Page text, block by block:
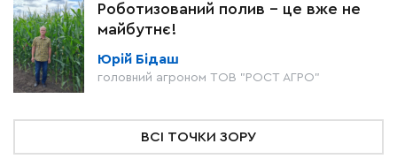
Роботизований полив – це вже не
майбутнє!
Юрій Бідаш
головний агроном ТОВ "РОСТ АГРО"
ВСІ ТОЧКИ ЗОРУ